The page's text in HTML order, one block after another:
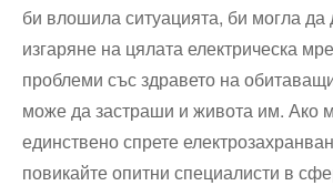
би влошила ситуацията, би могла да
изгаряне на цялата електрическа
проблеми със здравето на
може да застраши и живота им. Ако
единствено спрете
повикайте опитни специалисти в